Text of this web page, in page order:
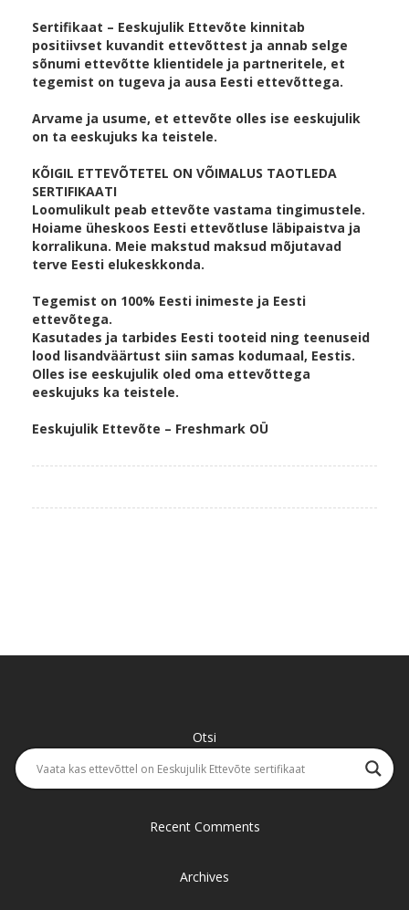
Sertifikaat – Eeskujulik Ettevõte kinnitab
positiivset kuvandit ettevõttest ja annab selge
sõnumi ettevõtte klientidele ja partneritele, et
tegemist on tugeva ja ausa Eesti ettevõttega.
Arvame ja usume, et ettevõte olles ise eeskujulik
on ta eeskujuks ka teistele.
KÕIGIL ETTEVÕTETEL ON VÕIMALUS TAOTLEDA
SERTIFIKAATI
Loomulikult peab ettevõte vastama tingimustele.
Hoiame üheskoos Eesti ettevõtluse läbipaistva ja
korralikuna. Meie makstud maksud mõjutavad
terve Eesti elukeskkonda.
Tegemist on 100% Eesti inimeste ja Eesti
ettevõtega.
Kasutades ja tarbides Eesti tooteid ning teenuseid
lood lisandväärtust siin samas kodumaal, Eestis.
Olles ise eeskujulik oled oma ettevõttega
eeskujuks ka teistele.
Eeskujulik Ettevõte – Freshmark OÜ
Otsi
Recent Comments
Archives